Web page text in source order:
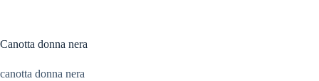
Canotta donna nera
canotta donna nera